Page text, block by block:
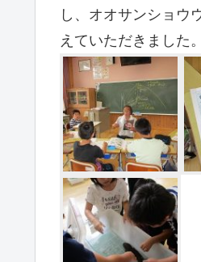
し、オオサンショウ
えていただきました。